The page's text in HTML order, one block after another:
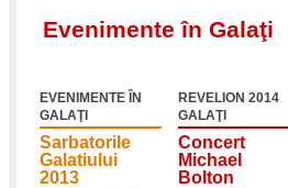
Evenimente în Galaţi
EVENIMENTE ÎN
GALAŢI
Sarbatorile
Galatiului
2013
REVELION 2014
GALAŢI
Concert
Michael
Bolton